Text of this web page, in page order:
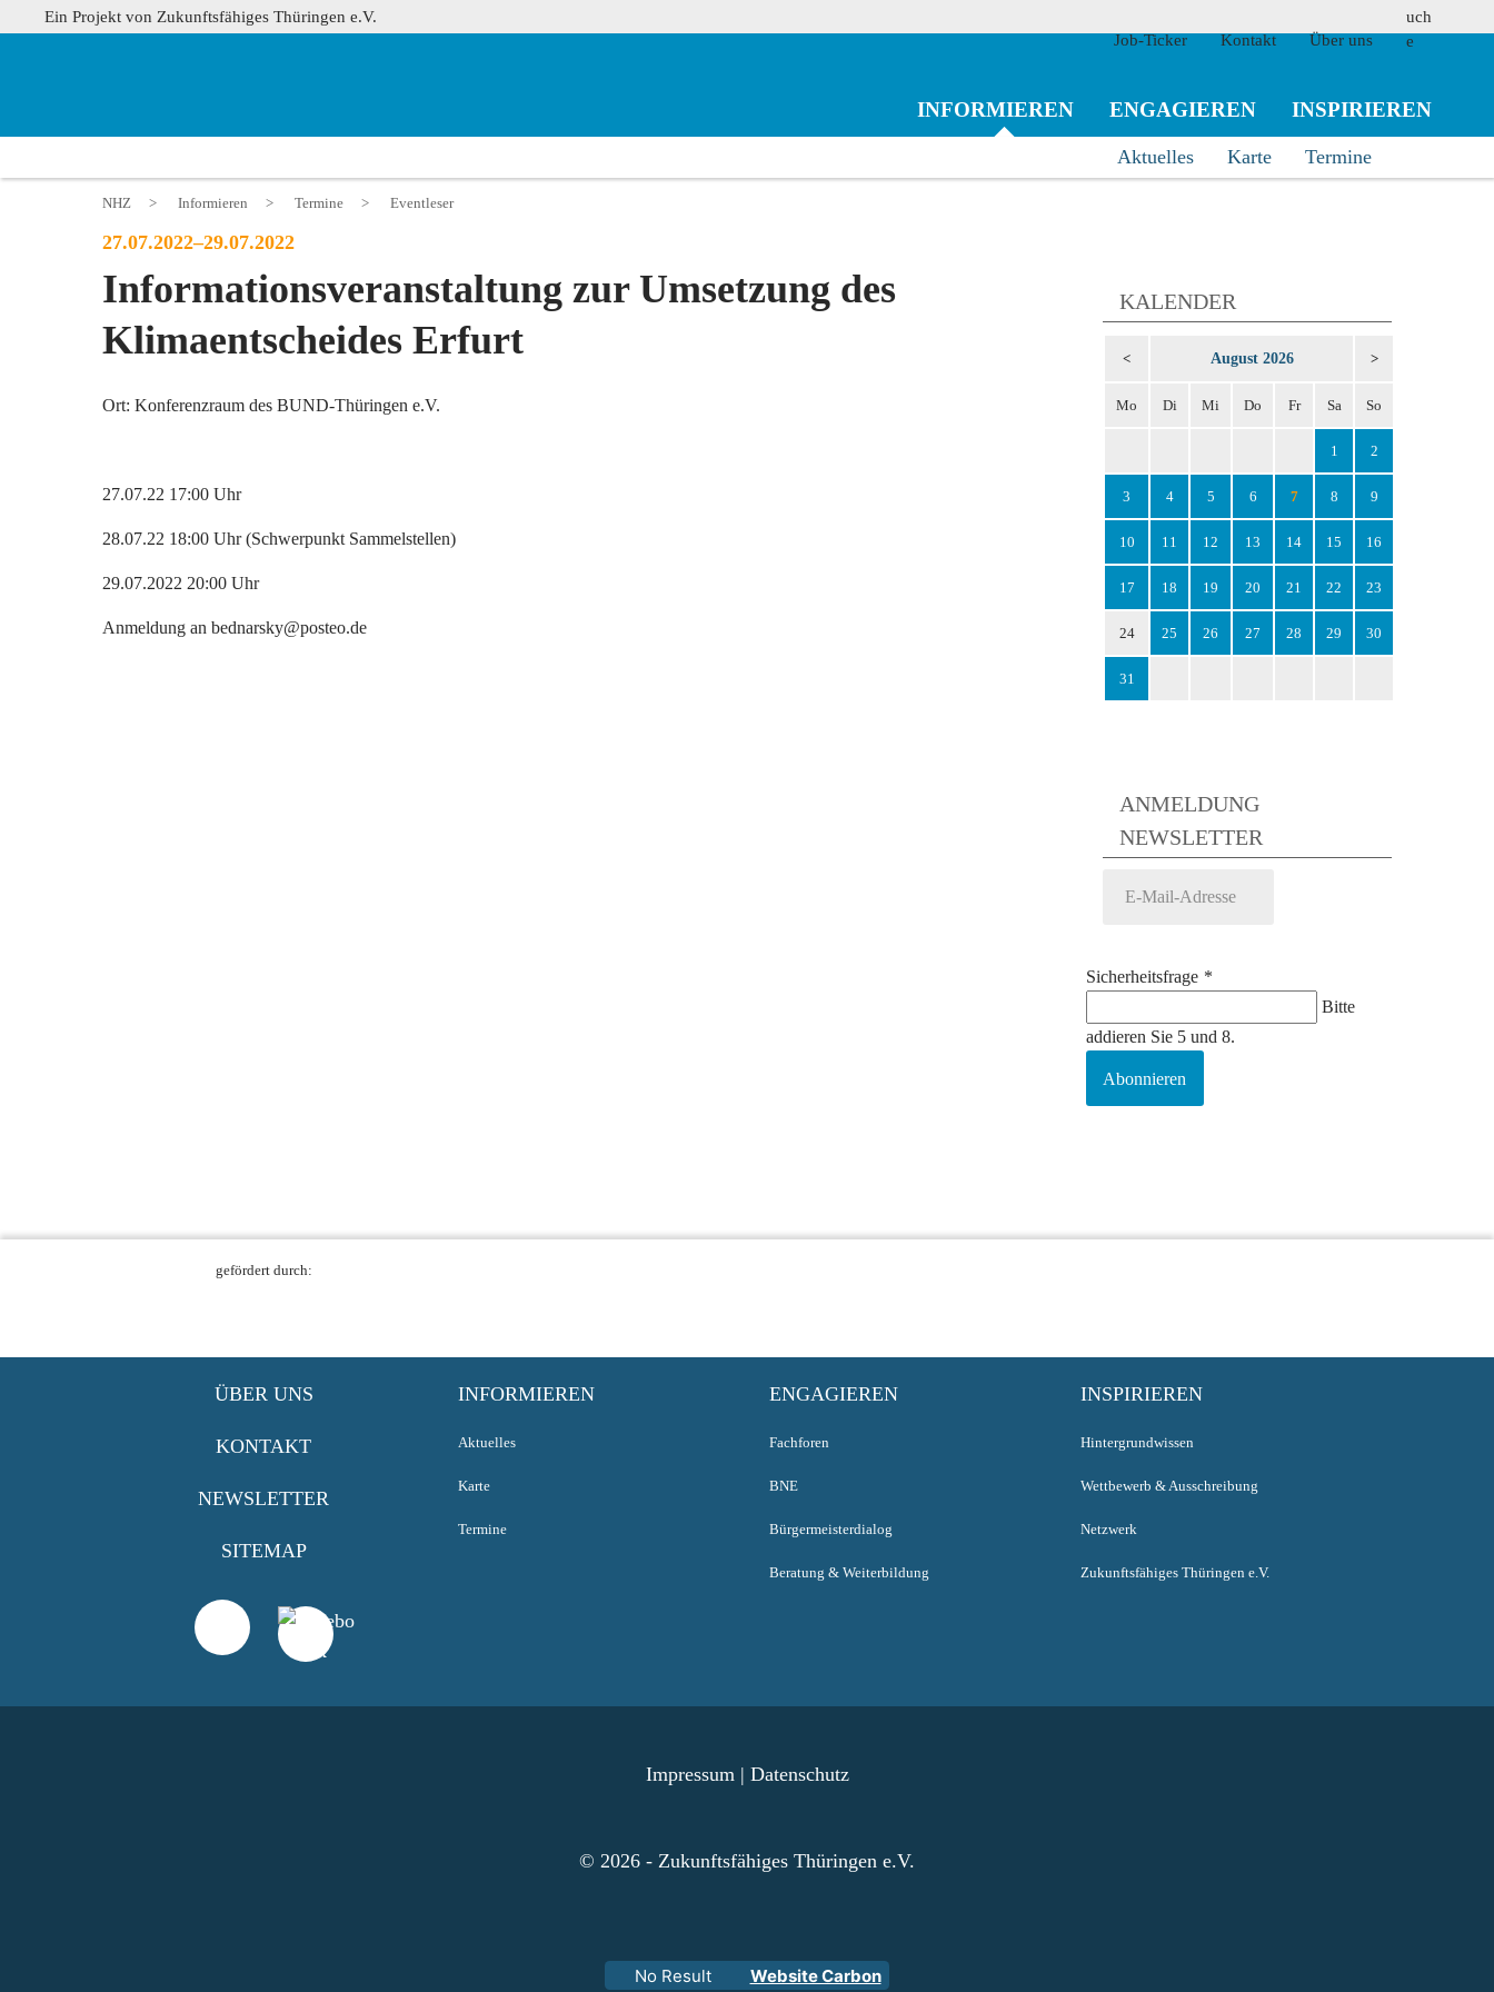
Ein Projekt von Zukunftsfähiges Thüringen e.V.
Job-Ticker
Kontakt Über uns
suchen
INFORMIEREN
Aktuelles Karte Termine
ENGAGIEREN INSPIRIEREN
NHZ > Informieren > Termine > Eventleser
27.07.2022–29.07.2022
Informationsveranstaltung zur Umsetzung des
Klimaentscheides Erfurt
Ort: Konferenzraum des BUND-Thüringen e.V.
27.07.22 17:00 Uhr
28.07.22 18:00 Uhr (Schwerpunkt Sammelstellen)
29.07.2022 20:00 Uhr
Anmeldung an bednarsky@posteo.de
KALENDER
< August 2026 >
Mo Di Mi Do Fr Sa So
1 2
3 4 5 6 7 8 9
10 11 12 13 14 15 16
17 18 19 20 21 22 23
24 25 26 27 28 29 30
31
ANMELDUNG
NEWSLETTER
Sicherheitsfrage *
Bitte
addieren Sie 5 und 8.
Abonnieren
gefördert durch:
ÜBER UNS
KONTAKT
NEWSLETTER
SITEMAP
INFORMIEREN
Aktuelles
Karte
Termine
ENGAGIEREN
Fachforen
BNE
Bürgermeisterdialog
Beratung & Weiterbildung
INSPIRIEREN
Hintergrundwissen
Wettbewerb & Ausschreibung
Netzwerk
Zukunftsfähiges Thüringen e.V.
Impressum| Datenschutz
© 2026 - Zukunftsfähiges Thüringen e.V.
No Result Website Carbon